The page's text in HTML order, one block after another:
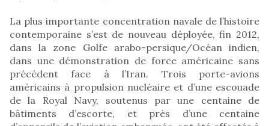
La plus importante concentration navale de l’histoire
contemporaine s’est de nouveau déployée, fin 2012,
dans la zone Golfe arabo-persique/Océan indien,
dans une démonstration de force américaine sans
précédent face à l’Iran. Trois porte-avions
américains à propulsion nucléaire et d’une escouade
de la Royal Navy, soutenus par une centaine de
bâtiments d’escorte, et près d’une centaine